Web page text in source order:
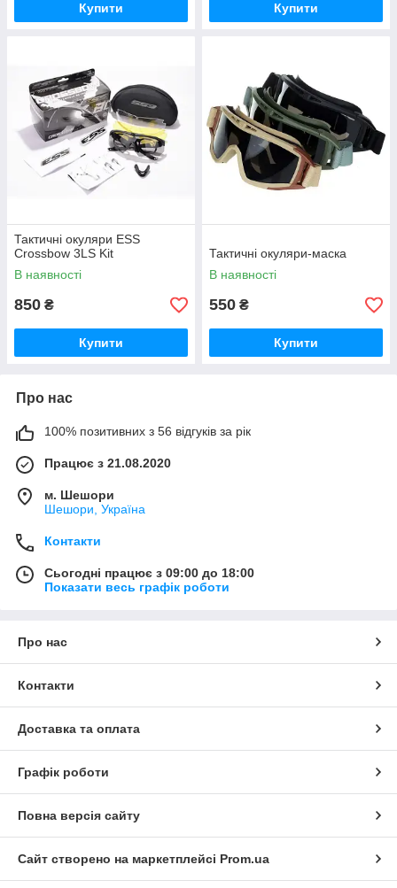
Купити Купити
Тактичні окуляри ESS
Crossbow 3LS Kit
В наявності
850 ₴
Купити
Тактичні окуляри-маска
В наявності
550 ₴
Купити
Про нас
100% позитивних з 56 відгуків за рік
Працює з 21.08.2020
м. Шешори
Шешори, Україна
Контакти
Сьогодні працює з 09:00 до 18:00
Показати весь графік роботи
Про нас
Контакти
Доставка та оплата
Графік роботи
Повна версія сайту
Сайт створено на маркетплейсі Prom.ua